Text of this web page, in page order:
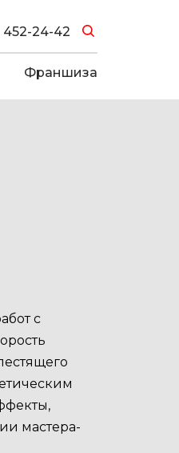
452-24-42
Франшиза
с
мастера-